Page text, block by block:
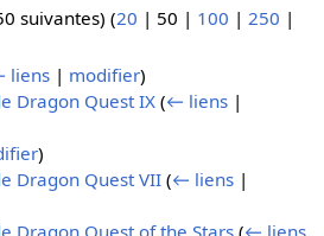
suivantes) (20 | 50 | 100 | 250 |
liens | modifier)
Dragon Quest IX (← liens |
)
Dragon Quest VII (← liens |